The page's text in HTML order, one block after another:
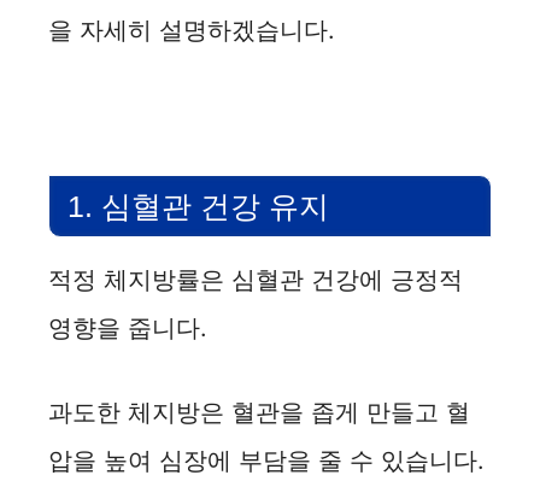
을 자세히 설명하겠습니다.
1. 심혈관 건강 유지
적정 체지방률은 심혈관 건강에 긍정적
영향을 줍니다.
과도한 체지방은 혈관을 좁게 만들고 혈
압을 높여 심장에 부담을 줄 수 있습니다.